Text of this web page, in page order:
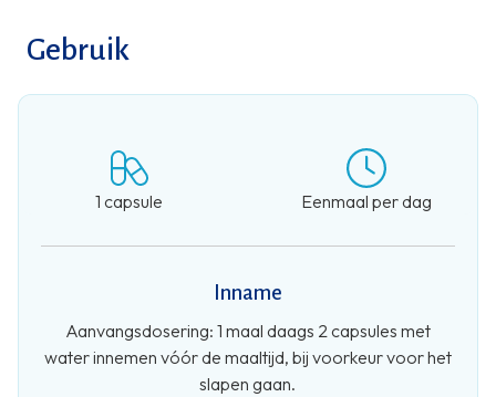
Gebruik
1 capsule Eenmaal per dag
Inname
Aanvangsdosering: 1 maal daags 2 capsules met
water innemen vóór de maaltijd, bij voorkeur voor het
slapen gaan.